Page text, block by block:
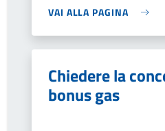
VAI ALLA PAGINA
Chiedere la
bonus gas